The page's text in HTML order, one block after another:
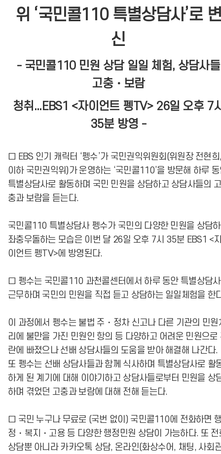
위 ‘국민콜110 특별상담사’로
신
- 국민콜110 민원 상담 일일 체험, 상담사들
고충・보람
청취...EBS1 <자이언트 펭TV> 26일 오후 7
35분 방영 -
□ EBS 인기 캐릭터 ‘펭수’가 국민권익위원회(위원장 전현
이하 국민권익위)가 운영하는 ‘국민콜110’을 방문해 하루
특별상담사로 활동하며 국민 민원을 상담하고 상담사들의
충과 보람을 듣는다.
국민콜110 특별상담사 펭수가 국민의 다양한 민원을 상담
좌충우돌하는 모습은 이번 달 26일 오후 7시 35분 EBS1 <
이언트 펭TV>에 방영된다.
□ 펭수는 국민콜110 과천콜센터에서 하루 동안 특별상담
근무하며 국민의 민원을 직접 듣고 상담하는 일일체험을 한
이 과정에서 펭수는 불법 주・정차 신고나 다른 기관의 민원
리에 불만을 가진 민원인 항의 등 다양하고 어려운 민원으로
란에 빠졌으나 선배 상담사들의 도움을 받아 해결해 나간
또 펭수는 선배 상담사들과 함께 식사하며 특별상담사로 활
하게 된 계기에 대해 이야기하고 상담사들로부터 민원을 상
하며 겪었던 고충과 보람에 대해 전해 듣는다.
□ 국민 누구나 무료로 (국번 없이) 국민콜110에 전화하면
정・복지・고용 등 다양한 행정민원 상담이 가능하다. 또 전
상담뿐 아니라 카카오톡 상담, 온라인(화상수어, 채팅, 사회